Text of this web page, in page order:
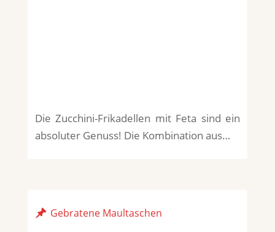
Die Zucchini-Frikadellen mit Feta sind ein
absoluter Genuss! Die Kombination aus…
Gebratene Maultaschen